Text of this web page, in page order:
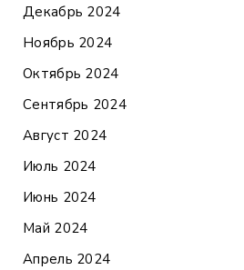
Декабрь 2024
Ноябрь 2024
Октябрь 2024
Сентябрь 2024
Август 2024
Июль 2024
Июнь 2024
Май 2024
Апрель 2024